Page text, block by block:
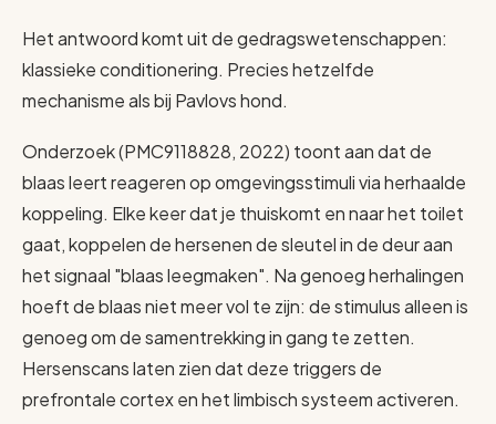
Het antwoord komt uit de gedragswetenschappen:
klassieke conditionering. Precies hetzelfde
mechanisme als bij Pavlovs hond.
Onderzoek (PMC9118828, 2022) toont aan dat de
blaas leert reageren op omgevingsstimuli via herhaalde
koppeling. Elke keer dat je thuiskomt en naar het toilet
gaat, koppelen de hersenen de sleutel in de deur aan
het signaal "blaas leegmaken". Na genoeg herhalingen
hoeft de blaas niet meer vol te zijn: de stimulus alleen is
genoeg om de samentrekking in gang te zetten.
Hersenscans laten zien dat deze triggers de
prefrontale cortex en het limbisch systeem activeren.